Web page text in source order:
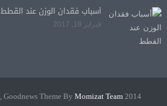
أسباب فقدان الوزن عند القطط
فبراير 18, 2017
2014 Powered By Wordpress, Goodnews Theme By
Momizat Team